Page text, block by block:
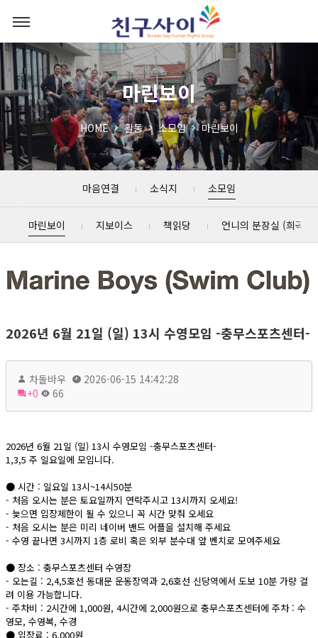
마린보이
HOME 활동 소모임 마린보이
마음연결 소식지 소모임
마린보이 지보이스 책읽당 언니의 분장실 (희곡읽
2026년 6월 21일 (일) 13시 수영모임 -충무스포츠센터-
차돌바우
2026-06-15 14:42:28
+0
66
2026년 6월 21일 (일) 13시 수영모임 -충무스포츠센터-
1,3,5 주 일요일에 모입니다.
● 시간 : 일요일 13시~14시50분
- 처음 오시는 분은 토요일까지 연락주시고 13시까지 오세요!
- 늦으면 입장제한이 될 수 있으니 꼭 시간 맞춰 오세요
- 처음 오시는 분은 미리 네이버 밴드 어플을 설치해 주세요
- 수영 끝나면 3시까지 1층 로비 혹은 외부 분수대 앞 벤치로 모여주세요
● 장소 : 충무스포츠센터 수영장
- 오는길 : 2,4,5호선 동대문 운동장역과 2,6호선 신당역에서 도보 10분 가량 걸
려 이용 가능합니다.
- 주차비 : 2시간에 1,000원, 4시간에 2,000원으로 충무스포츠센터에 주차 : 수
영모, 수영복, 수경
● 입장료 : 6,000원